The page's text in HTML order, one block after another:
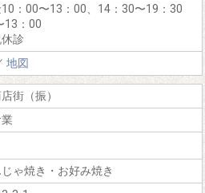
：00〜13：00、14：30〜19：30
13：00
診
地図
街（振）
ゃ焼き・お好み焼き